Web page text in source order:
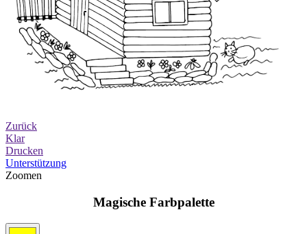
Zurück
Klar
Drucken
Unterstützung
Zoomen
Magische Farbpalette